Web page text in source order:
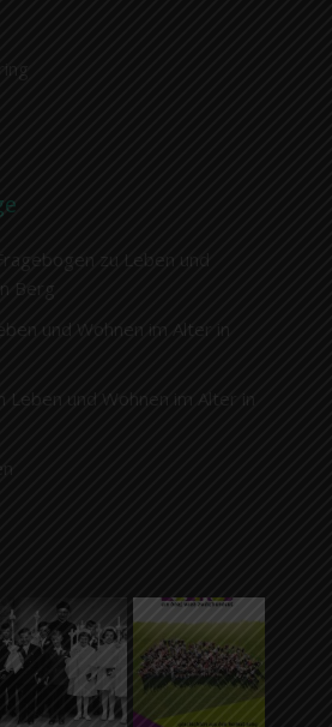
zu Leben und
Berg
und Wohnen im Alter in
Leben und Wohnen im Alter in